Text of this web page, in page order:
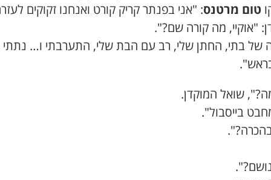
טום מרטנס: "אני בפנתר קריק קורט ואנחנו זקוקים
"אוקיי, מה קורה שם?".
של בתי, החתן שלי, רב עם הבת שלי, התערבתי ו… נתתי
שואל המוקדן.
בייסבול".